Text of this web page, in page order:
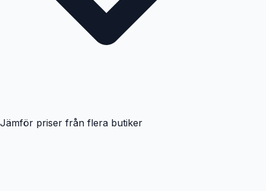
Jämför priser från flera butiker